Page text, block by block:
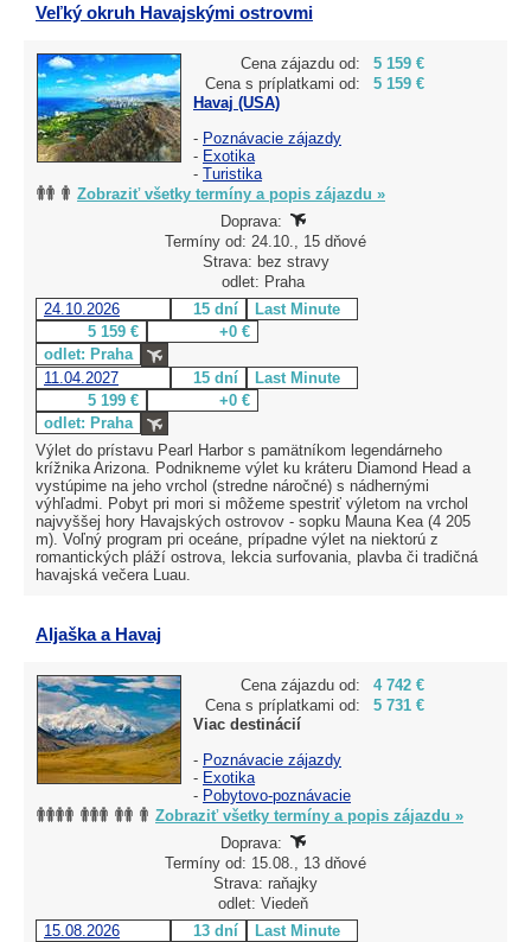
Veľký okruh Havajskými ostrovmi
Cena zájazdu od:
5 159 €
Cena s príplatkami od:
5 159 €
Havaj (USA)
- Poznávacie zájazdy
- Exotika
- Turistika
Zobraziť všetky termíny a popis zájazdu »
Doprava:
Termíny od: 24.10., 15 dňové
Strava: bez stravy
odlet: Praha
24.10.2026
15 dní
Last Minute
5 159 €
+0 €
odlet: Praha
11.04.2027
15 dní
Last Minute
5 199 €
+0 €
odlet: Praha
Výlet do prístavu Pearl Harbor s pamätníkom legendárneho
krížnika Arizona. Podnikneme výlet ku kráteru Diamond Head a
vystúpime na jeho vrchol (stredne náročné) s nádhernými
výhľadmi. Pobyt pri mori si môžeme spestriť výletom na vrchol
najvyššej hory Havajských ostrovov - sopku Mauna Kea (4 205
m). Voľný program pri oceáne, prípadne výlet na niektorú z
romantických pláží ostrova, lekcia surfovania, plavba či tradičná
havajská večera Luau.
Aljaška a Havaj
Cena zájazdu od:
4 742 €
Cena s príplatkami od:
5 731 €
Viac destinácií
- Poznávacie zájazdy
- Exotika
- Pobytovo-poznávacie
Zobraziť všetky termíny a popis zájazdu »
Doprava:
Termíny od: 15.08., 13 dňové
Strava: raňajky
odlet: Viedeň
15.08.2026
13 dní Last Minute